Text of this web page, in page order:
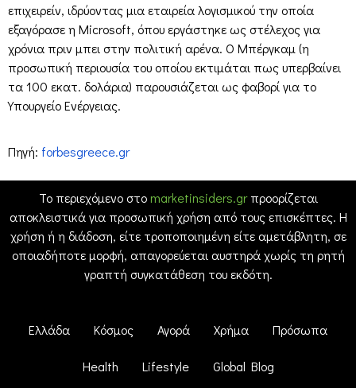
επιχειρείν, ιδρύοντας μια εταιρεία λογισμικού την οποία
εξαγόρασε η Microsoft, όπου εργάστηκε ως στέλεχος για
χρόνια πριν μπει στην πολιτική αρένα. Ο Μπέργκαμ (η
προσωπική περιουσία του οποίου εκτιμάται πως υπερβαίνει
τα 100 εκατ. δολάρια) παρουσιάζεται ως φαβορί για το
Υπουργείο Ενέργειας.
Πηγή: forbesgreece.gr
Το περιεχόμενο στοmarketinsiders.grπροορίζεται
αποκλειστικά για προσωπική χρήση από τους επισκέπτες. Η
χρήση ή η διάδοση, είτε τροποποιημένη είτε αμετάβλητη, σε
οποιαδήποτε μορφή, απαγορεύεται αυστηρά χωρίς τη ρητή
γραπτή συγκατάθεση του εκδότη.
Ελλάδα Κόσμος Αγορά Χρήμα Πρόσωπα
Health Lifestyle Global Blog